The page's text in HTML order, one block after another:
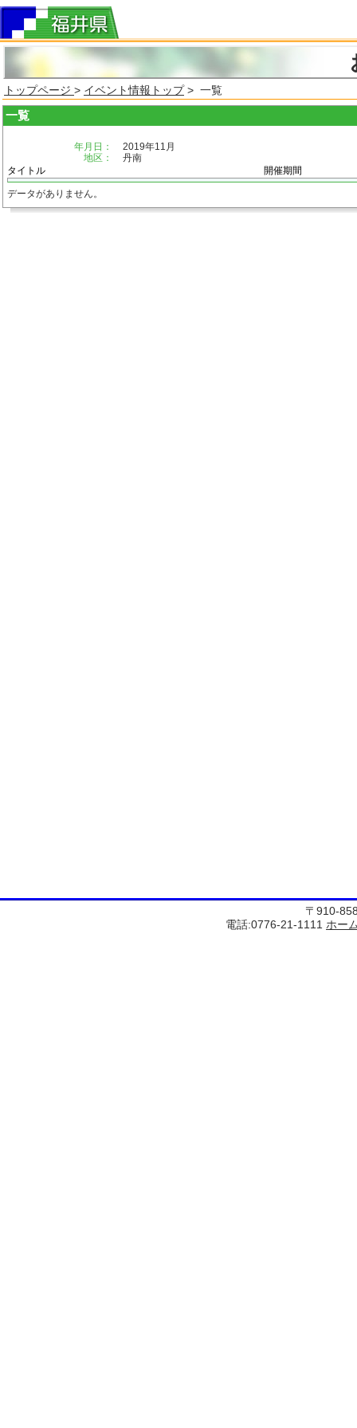
トップページ > イベント情報トップ> 一覧
一覧
年月日：
2019年11月
地区：
丹南
タイトル
開催期間
データがありません。
〒910-
電話:0776-21-1111 ホー